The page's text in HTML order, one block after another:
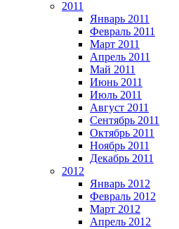
2011
Январь 2011
Февраль 2011
Март 2011
Апрель 2011
Май 2011
Июнь 2011
Июль 2011
Август 2011
Сентябрь 2011
Октябрь 2011
Ноябрь 2011
Декабрь 2011
2012
Январь 2012
Февраль 2012
Март 2012
Апрель 2012